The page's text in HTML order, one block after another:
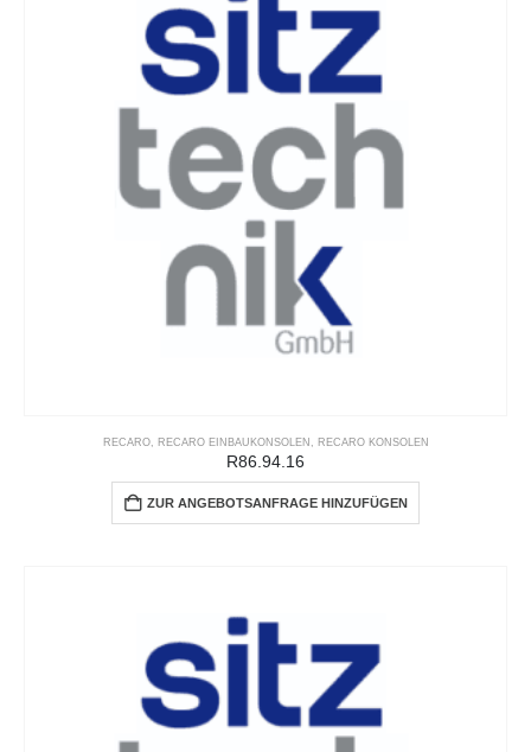
RECARO, RECARO EINBAUKONSOLEN , RECARO KONSOLEN
R86.94.16
ZUR ANGEBOTSANFRAGE HINZUFÜGEN